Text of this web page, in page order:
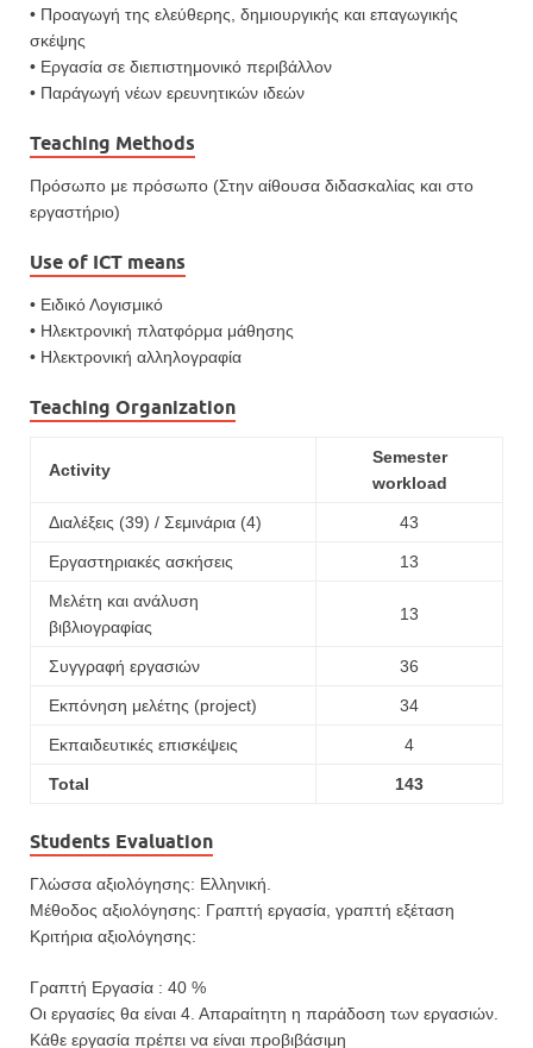
• Προαγωγή της ελεύθερης, δημιουργικής και επαγωγικής
σκέψης
• Εργασία σε διεπιστημονικό περιβάλλον
• Παράγωγή νέων ερευνητικών ιδεών
Teaching Methods
Πρόσωπο με πρόσωπο (Στην αίθουσα διδασκαλίας και στο
εργαστήριο)
Use of ICT means
• Ειδικό Λογισμικό
• Ηλεκτρονική πλατφόρμα μάθησης
• Ηλεκτρονική αλληλογραφία
Teaching Organization
Activity
Semester
workload
Διαλέξεις (39) / Σεμινάρια (4) 43
Εργαστηριακές ασκήσεις 13
Μελέτη και ανάλυση
βιβλιογραφίας
13
Συγγραφή εργασιών 36
Εκπόνηση μελέτης (project) 34
Εκπαιδευτικές επισκέψεις 4
Total 143
Students Evaluation
Γλώσσα αξιολόγησης: Ελληνική.
Μέθοδος αξιολόγησης: Γραπτή εργασία, γραπτή εξέταση
Κριτήρια αξιολόγησης:
Γραπτή Εργασία : 40 %
Οι εργασίες θα είναι 4. Απαραίτητη η παράδοση των εργασιών.
Κάθε εργασία πρέπει να είναι προβιβάσιμη